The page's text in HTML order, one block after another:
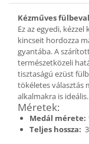
Kitűző
Gyöngy / Talizmán
Haj kiegészítők
Havasi gyopár
Nyaklánc / Medál
Fülbevaló
Ékszertartó
Ásvány ékszerek
Nyaklánc / Medál
Kézműves
Ez az egyedi,
kincseit hordozza
gyantába. A
természetközeli
tisztaságú ezüst
tökéletes választás
alkalmakra is ideális.
Méretek:
Medál mérete:
Teljes hossza: